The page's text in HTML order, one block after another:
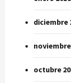
diciembre
noviembre
octubre